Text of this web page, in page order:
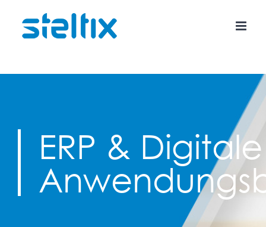
content
ERP & Digitale